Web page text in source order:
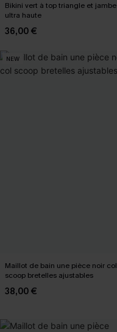
Bikini vert à top triangle et jambe
ultra haute
36,00 €
NEW
Maillot de bain une pièce noir col
scoop bretelles ajustables
38,00 €